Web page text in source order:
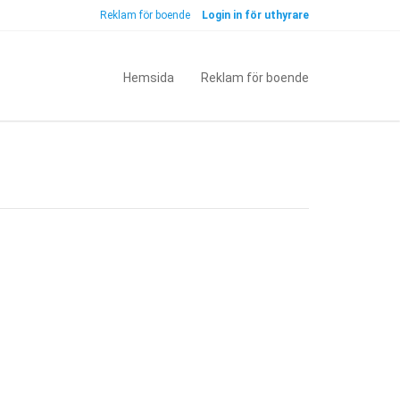
Reklam för boende Login in för uthyrare
Hemsida Reklam för boende